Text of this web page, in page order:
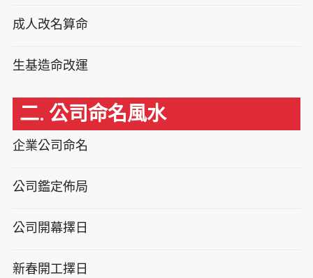
成人改名算命
生基造命改運
二. 公司命名風水
企業公司命名
公司鑑定佈局
公司開幕擇日
新春開工擇日